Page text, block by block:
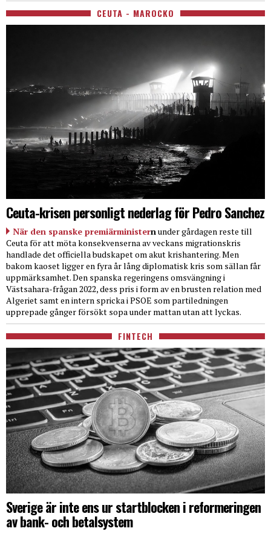
CEUTA - MAROCKO
Ceuta-krisen personligt nederlag för Pedro Sanchez
När den spanske premiärministern under gårdagen reste till
Ceuta för att möta konsekvenserna av veckans migrationskris
handlade det officiella budskapet om akut krishantering. Men
bakom kaoset ligger en fyra år lång diplomatisk kris som sällan får
uppmärksamhet. Den spanska regeringens omsvängning i
Västsahara-frågan 2022, dess pris i form av en brusten relation med
Algeriet samt en intern spricka i PSOE som partiledningen
upprepade gånger försökt sopa under mattan utan att lyckas.
FINTECH
Sverige är inte ens ur startblocken i reformeringen
av bank- och betalsystem